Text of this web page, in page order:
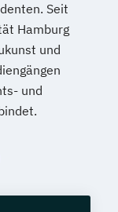
Seit
Hamburg
und
und